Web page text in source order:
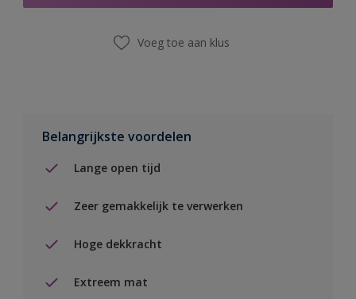
Voeg toe aan klus
Belangrijkste voordelen
Lange open tijd
Zeer gemakkelijk te verwerken
Hoge dekkracht
Extreem mat